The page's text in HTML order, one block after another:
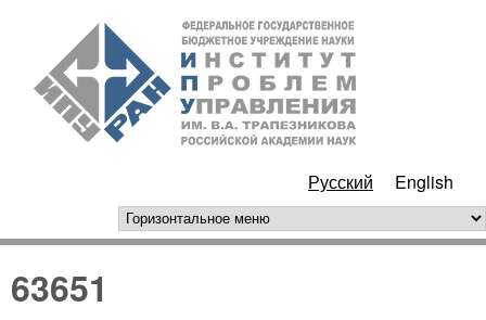
Перейти к основному
содержанию
РАН
Русский English
горизонтальное меню
63651